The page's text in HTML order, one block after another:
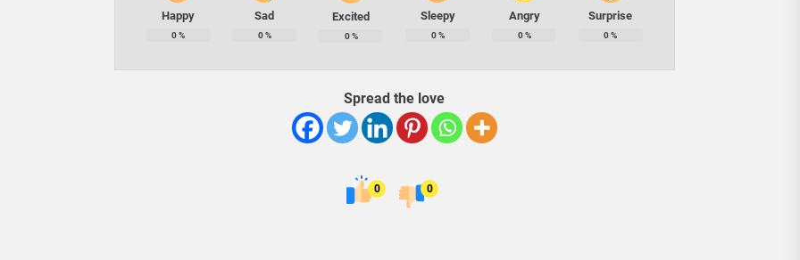
Happy
0%
Sad
0%
Excited
0%
Sleepy
0%
Angry
0%
Surprise
0%
Spread the love
0 0